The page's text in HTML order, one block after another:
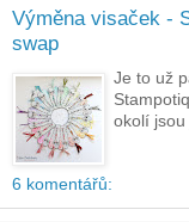
Výměna visaček -
swap
Je to už
okolí jsou
6 komentářů: